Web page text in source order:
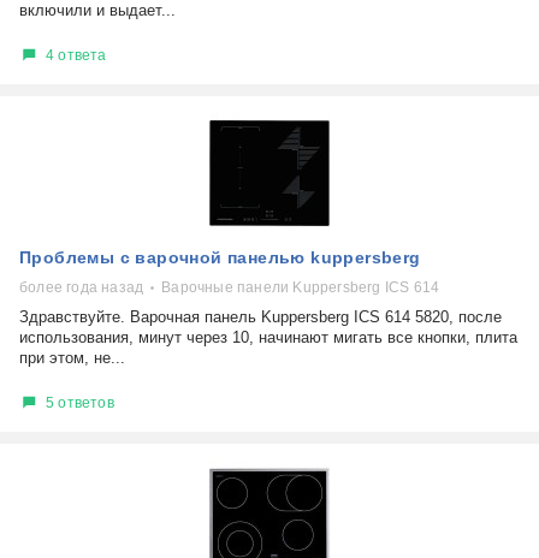
включили и выдает...
4 ответа
Проблемы с варочной панелью kuppersberg
более года назад Варочные панели Kuppersberg ICS 614
Здравствуйте. Варочная панель Kuppersberg ICS 614 5820, после
использования, минут через 10, начинают мигать все кнопки, плита
при этом, не...
5 ответов